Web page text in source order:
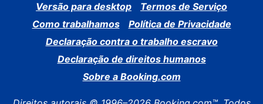
Versão para desktop
Termos de Serviço
Como trabalhamos
Política de Privacidade
Declaração contra o trabalho escravo
Declaração de direitos humanos
Sobre a Booking.com